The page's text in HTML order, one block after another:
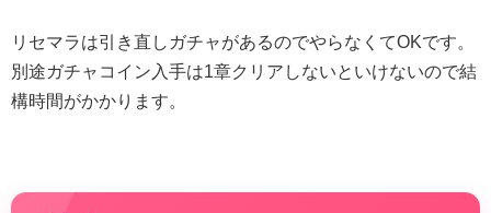
リセマラは引き直しガチャがあるのでやらなくてOKです。
別途ガチャコイン入手は1章クリアしないといけないので結
構時間がかかります。